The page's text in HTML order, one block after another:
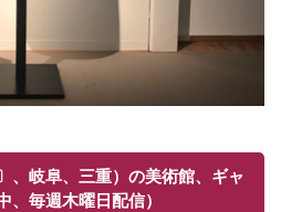
、岐阜、三重）の美術館、ギャ
、毎週木曜日配信）